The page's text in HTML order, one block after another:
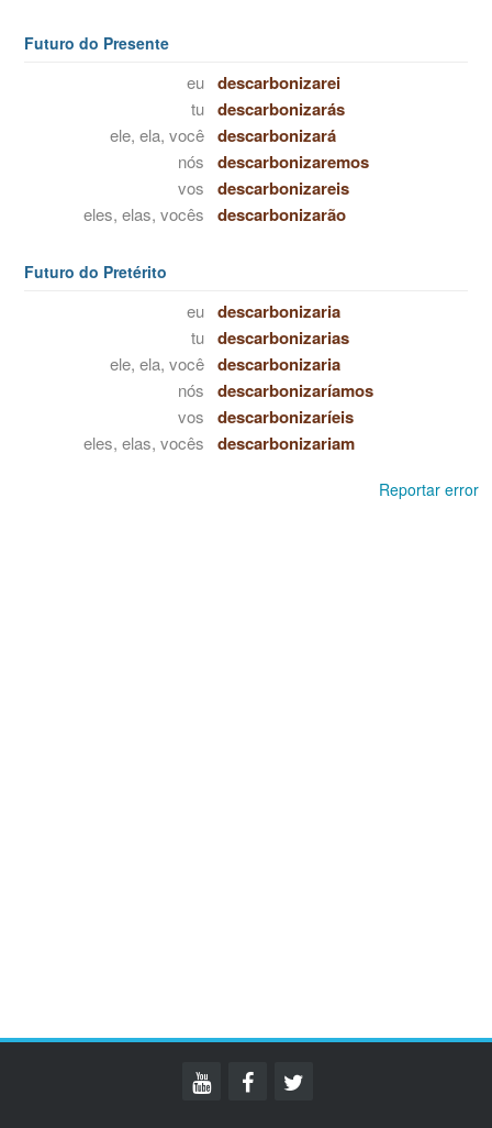
Futuro do Presente
eu descarbonizarei
tu descarbonizarás
ele, ela, você descarbonizará
nós descarbonizaremos
vos descarbonizareis
eles, elas, vocês descarbonizarão
Futuro do Pretérito
eu descarbonizaria
tu descarbonizarias
ele, ela, você descarbonizaria
nós descarbonizaríamos
vos descarbonizaríeis
eles, elas, vocês descarbonizariam
Reportar error